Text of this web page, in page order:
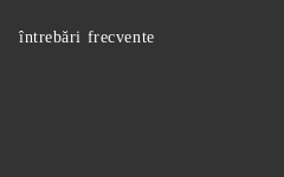
întrebări frecvente